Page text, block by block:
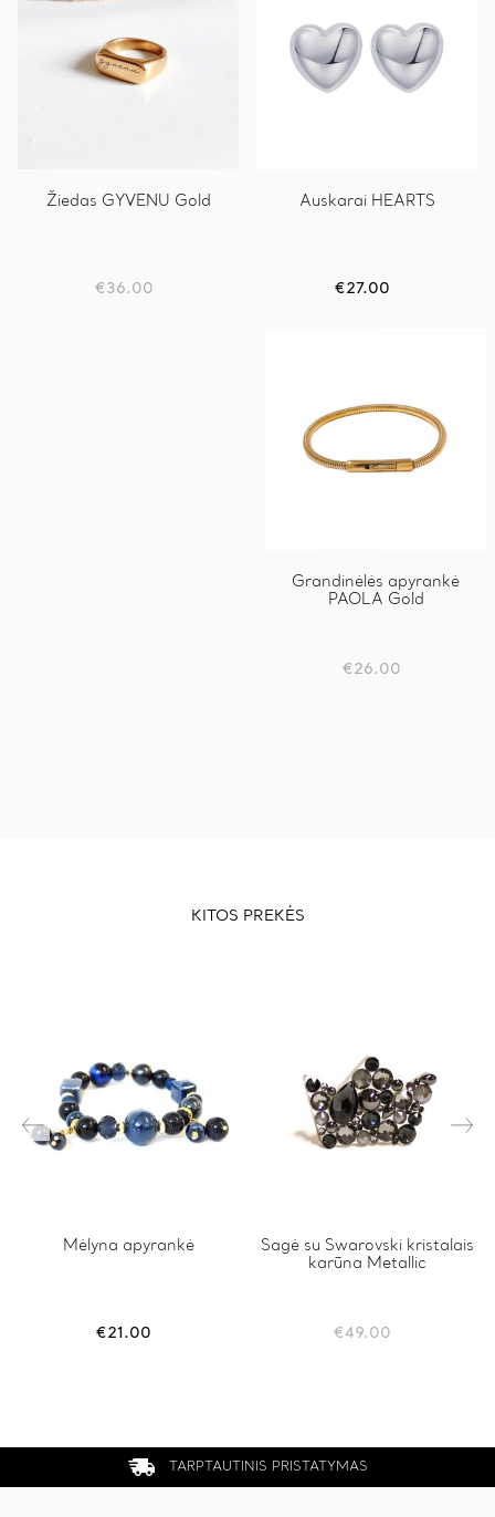
Žiedas GYVENU Gold
€ 36.00
Auskarai HEARTS
€27.00
Grandinėlės apyrankė
PAOLA Gold
€ 26.00
KITOS PREKĖS
Mėlyna apyrankė
€21.00
on
product
Sagė su Swarovski kristalais
karūna Metallic
€49.00
TARPTAUTINIS PRISTATYMAS